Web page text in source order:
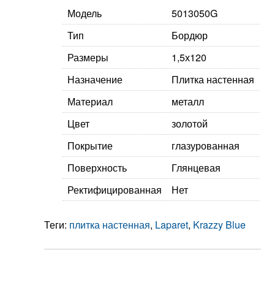
Модель
5013050G
Тип
Бордюр
Размеры
1,5х120
Назначение
Плитка настенная
Материал
металл
Цвет
золотой
Покрытие
глазурованная
Поверхность
Глянцевая
Ректифицированная
Нет
Теги: плитка настенная, Laparet, Krazzy Blue